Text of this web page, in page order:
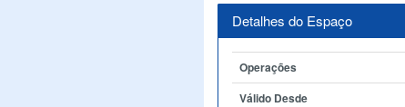
Detalhes do Espaço
Operações
Válido Desde